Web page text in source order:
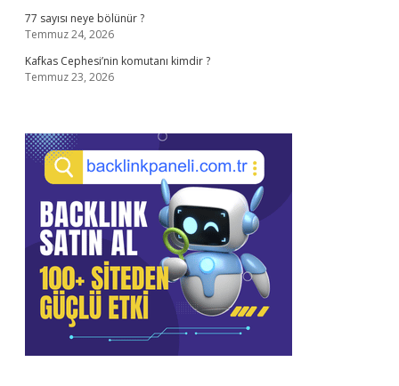
77 sayısı neye bölünür ?
Temmuz 24, 2026
Kafkas Cephesi’nin komutanı kimdir ?
Temmuz 23, 2026